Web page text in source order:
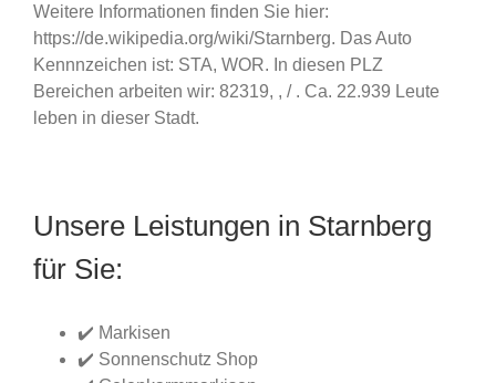
Weitere Informationen finden Sie hier:
https://de.wikipedia.org/wiki/Starnberg. Das Auto
Kennnzeichen ist: STA, WOR. In diesen PLZ
Bereichen arbeiten wir: 82319, , / . Ca. 22.939 Leute
leben in dieser Stadt.
Unsere Leistungen in Starnberg
für Sie:
✔️ Markisen
✔️ Sonnenschutz Shop